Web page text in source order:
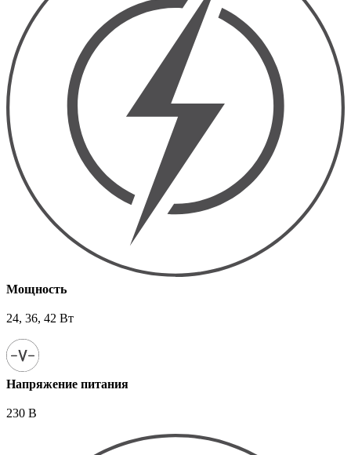
Мощность
24, 36, 42 Вт
Напряжение питания
230 В